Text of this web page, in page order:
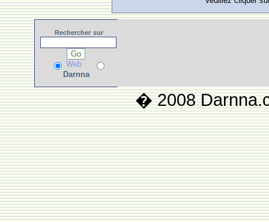
Rechercher sur
Web
Darnna
� 2008